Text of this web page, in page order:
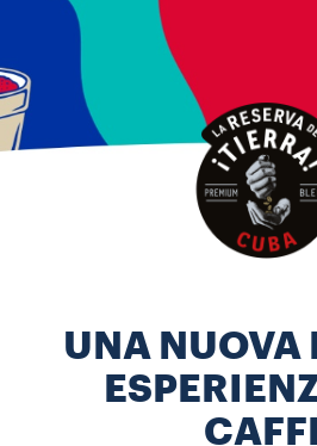
UNA NUOVA